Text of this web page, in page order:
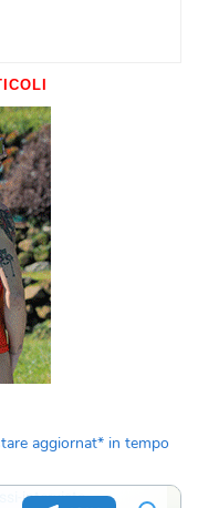
aggiornat* in tempo